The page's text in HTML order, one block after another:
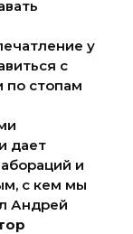
у
с
по стопам
дает
и
с кем мы
Андрей